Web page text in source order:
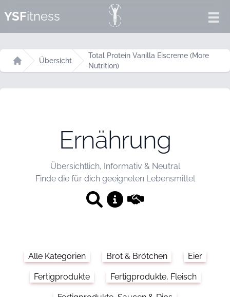
YSFitness
Startseite
Übersicht
Total Protein Vanilla Eiscreme (More
Nutrition)
Ernährung
Übersichtlich, Informativ & Neutral
Finde die für dich geeigneten Lebensmittel
Alle Kategorien Brot & Brötchen Eier
Fertigprodukte Fertigprodukte, Fleisch